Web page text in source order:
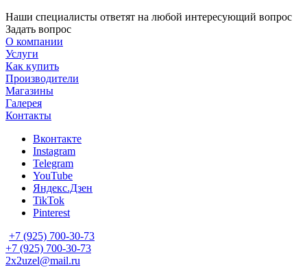
Наши специалисты ответят на любой интересующий вопрос
Задать вопрос
О компании
Услуги
Как купить
Производители
Магазины
Галерея
Контакты
Вконтакте
Instagram
Telegram
YouTube
Яндекс.Дзен
TikTok
Pinterest
+7 (925) 700-30-73
+7 (925) 700-30-73
2x2uzel@mail.ru